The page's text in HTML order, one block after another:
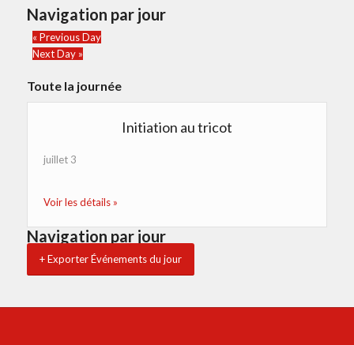
Navigation par jour
« Previous Day
Next Day »
Toute la journée
Initiation au tricot
juillet 3
Voir les détails »
Navigation par jour
+ Exporter Événements du jour